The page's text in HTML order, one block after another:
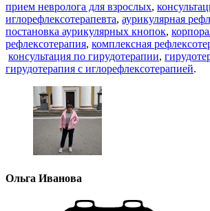
прием невролога для взрослых,
иглорефлексотерапевта, аурикулярная
постановка аурикулярных кнопок,
рефлексотерапия, комплексная
консультация по гирудотерапии,
гирудотерапия с иглорефлексотерапией.
Ольга Иванова